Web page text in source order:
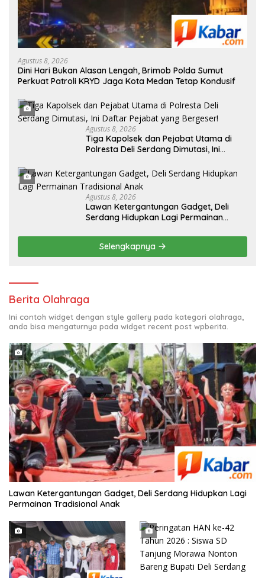
Agustus 8, 2026
Dini Hari Bukan Alasan Lengah, Brimob Polda Sumut
Perkuat Patroli KRYD Jaga Kota Medan Tetap Kondusif
Agustus 8, 2026
Tiga Kapolsek dan Pejabat Utama di
Polresta Deli Serdang Dimutasi, Ini
Agustus 8, 2026
Lawan Ketergantungan Gadget, Deli
Serdang Hidupkan Lagi Permainan
Selengkapnya
Berita Olahraga
Ini contoh widget dengan style gallery pada kategori olahraga,
anda bisa mengaturnya pada widget recent post wpberita.
Lawan Ketergantungan Gadget, Deli Serdang Hidupkan Lagi
Permainan Tradisional Anak